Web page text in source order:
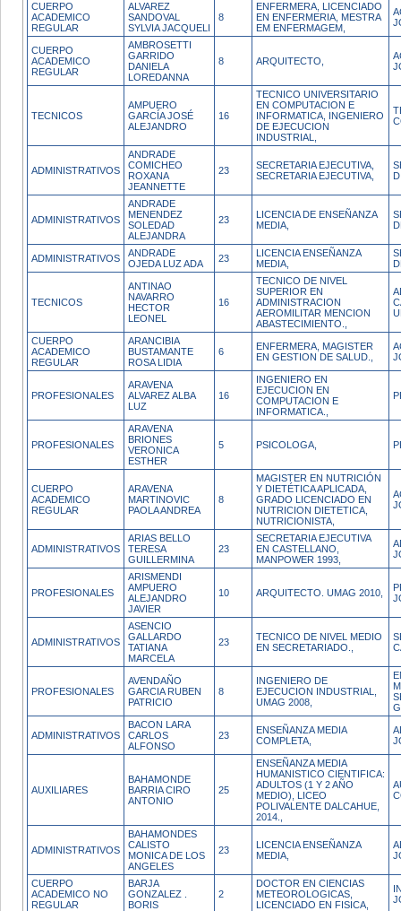
CUERPO
ACADEMICO
REGULAR
ALVAREZ
SANDOVAL
SYLVIA JACQUELI
8
ENFERMERA, LICENCIADO
EN ENFERMERIA, MESTRA
EM ENFERMAGEM,
CUERPO
ACADEMICO
REGULAR
AMBROSETTI
GARRIDO
DANIELA
LOREDANNA
8 ARQUITECTO,
TECNICOS
AMPUERO
GARCÍA JOSÉ
ALEJANDRO
16
TECNICO UNIVERSITARIO
EN COMPUTACION E
INFORMATICA, INGENIERO
DE EJECUCION
INDUSTRIAL,
ADMINISTRATIVOS
ANDRADE
COMICHEO
ROXANA
JEANNETTE
23
SECRETARIA EJECUTIVA,
SECRETARIA EJECUTIVA,
ADMINISTRATIVOS
ANDRADE
MENENDEZ
SOLEDAD
ALEJANDRA
23
LICENCIA DE ENSEÑANZA
MEDIA,
ADMINISTRATIVOS
ANDRADE
OJEDA LUZ ADA
23
LICENCIA ENSEÑANZA
MEDIA,
TECNICOS
ANTINAO
NAVARRO
HECTOR
LEONEL
16
TECNICO DE NIVEL
SUPERIOR EN
ADMINISTRACION
AEROMILITAR MENCION
ABASTECIMIENTO.,
CUERPO
ACADEMICO
REGULAR
ARANCIBIA
BUSTAMANTE
ROSA LIDIA
6
ENFERMERA, MAGISTER
EN GESTION DE SALUD.,
PROFESIONALES
ARAVENA
ALVAREZ ALBA
LUZ
16
INGENIERO EN
EJECUCION EN
COMPUTACION E
INFORMATICA.,
PROFESIONALES
ARAVENA
BRIONES
VERONICA
ESTHER
5 PSICOLOGA,
CUERPO
ACADEMICO
REGULAR
ARAVENA
MARTINOVIC
PAOLA ANDREA
8
MAGISTER EN NUTRICIÓN
Y DIETÉTICA APLICADA,
GRADO LICENCIADO EN
NUTRICION DIETETICA,
NUTRICIONISTA,
ADMINISTRATIVOS
ARIAS BELLO
TERESA
GUILLERMINA
23
SECRETARIA EJECUTIVA
EN CASTELLANO,
MANPOWER 1993,
PROFESIONALES
ARISMENDI
AMPUERO
ALEJANDRO
JAVIER
10 ARQUITECTO. UMAG 2010,
ADMINISTRATIVOS
ASENCIO
GALLARDO
TATIANA
MARCELA
23
TECNICO DE NIVEL MEDIO
EN SECRETARIADO.,
PROFESIONALES
AVENDAÑO
GARCIA RUBEN
PATRICIO
8
INGENIERO DE
EJECUCION INDUSTRIAL,
UMAG 2008,
ADMINISTRATIVOS
BACON LARA
CARLOS
ALFONSO
23
ENSEÑANZA MEDIA
COMPLETA,
AUXILIARES
BAHAMONDE
BARRIA CIRO
ANTONIO
25
ENSEÑANZA MEDIA
HUMANISTICO CIENTIFICA:
ADULTOS (1 Y 2 AÑO
MEDIO), LICEO
POLIVALENTE DALCAHUE,
2014.,
ADMINISTRATIVOS
BAHAMONDES
CALISTO
MONICA DE LOS
ANGELES
23
LICENCIA ENSEÑANZA
MEDIA,
CUERPO
ACADEMICO NO
REGULAR
BARJA
GONZALEZ .
BORIS
2
DOCTOR EN CIENCIAS
METEOROLOGICAS,
LICENCIADO EN FISICA,